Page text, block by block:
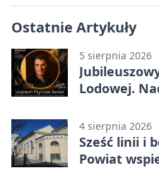
Ostatnie Artykuły
5 sierpnia 2026
Lodowej.
4 sierpnia 2026
Sześć linii i
Powiat